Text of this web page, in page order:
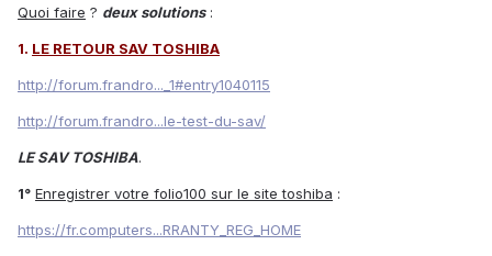
Quoi faire ? deux solutions:
1. LE RETOUR SAV TOSHIBA
http://forum.frandro..._1#entry1040115
http://forum.frandro...le-test-du-sav/
LE SAV TOSHIBA.
1° Enregistrer votre folio100 sur le site toshiba :
https://fr.computers...RRANTY_REG_HOME